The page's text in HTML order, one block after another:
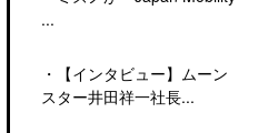
...
・
【インタビュー】ムーン
スター井田祥一社長...